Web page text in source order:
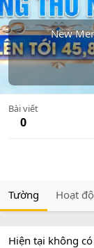
New
Bài viết
0
Tường Hoạt
Hiện tại không